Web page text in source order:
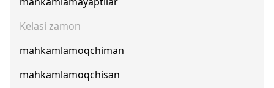
Kelasi zamon
mahkamlamoqchiman
mahkamlamoqchisan